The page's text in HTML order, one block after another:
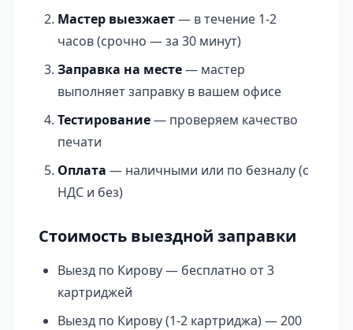
Мастер выезжает— в течение 1-2
часов (срочно — за 30 минут)
Заправка на месте— мастер
выполняет заправку в вашем офисе
Тестирование— проверяем качество
печати
Оплата — наличными или по безналу (с
НДС и без)
Стоимость выездной заправки
Выезд по Кирову — бесплатно от 3
картриджей
Выезд по Кирову (1-2 картриджа) — 200